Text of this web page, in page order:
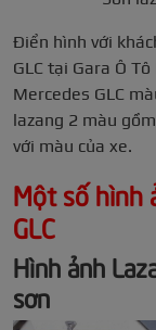
Điển hình với
GLC tại Gara Ô
Mercedes GLC
lazang 2 màu
với màu của xe.
Một số hình
GLC
Hình ảnh
sơn